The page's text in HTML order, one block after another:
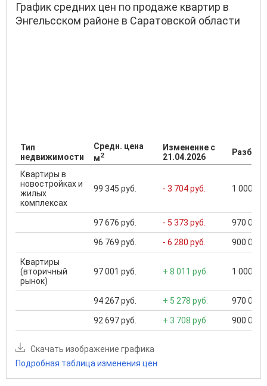
График средних цен по продаже квартир в
Энгельсском районе в Саратовской области
Тип
недвижимости
Средн. цена
м2
Изменение с
21.04.2026
Квартиры в
новостройках и
жилых
комплексах
99 345 руб. - 3 704 руб. 1 000
97 676 руб. - 5 373 руб. 970 000
96 769 руб. - 6 280 руб. 900 000
Квартиры
(вторичный
рынок)
97 001 руб. + 8 011 руб. 1 000
94 267 руб. + 5 278 руб. 970 000
92 697 руб. + 3 708 руб. 900 000
Скачать изображение графика
Подробная таблица изменения цен